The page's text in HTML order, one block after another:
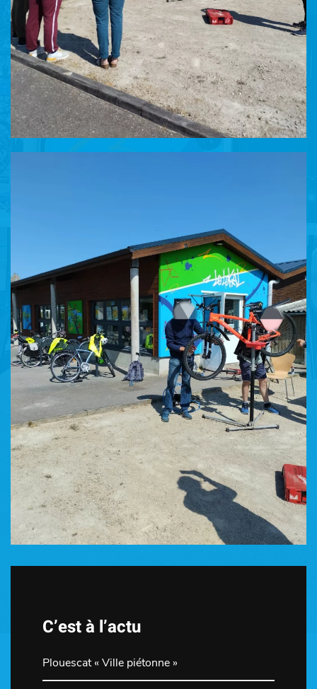
C’est à l’actu
Plouescat « Ville piétonne »